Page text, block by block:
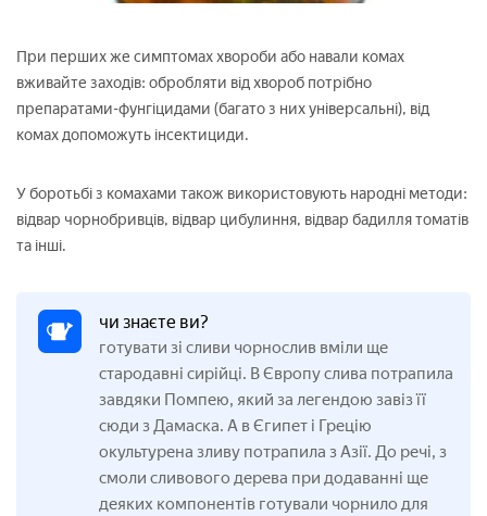
При перших же симптомах хвороби або навали комах
вживайте заходів: обробляти від хвороб потрібно
препаратами-фунгіцидами (багато з них універсальні), від
комах допоможуть інсектициди.
У боротьбі з комахами також використовують народні методи:
відвар чорнобривців, відвар цибулиння, відвар бадилля томатів
та інші.
чи знаєте ви?
готувати зі сливи чорнослив вміли ще
стародавні сирійці. В Європу слива потрапила
завдяки Помпею, який за легендою завіз її
сюди з Дамаска. А в Єгипет і Грецію
окультурена зливу потрапила з Азії. До речі, з
смоли сливового дерева при додаванні ще
деяких компонентів готували чорнило для